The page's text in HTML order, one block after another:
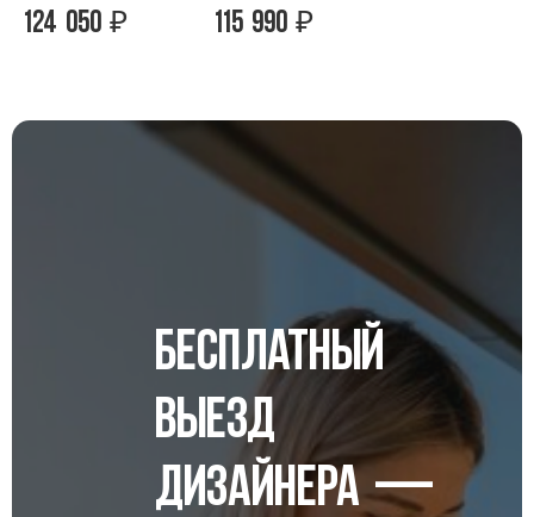
124 050 ₽ 115 990 ₽
Бесплатный
выезд
дизайнера —